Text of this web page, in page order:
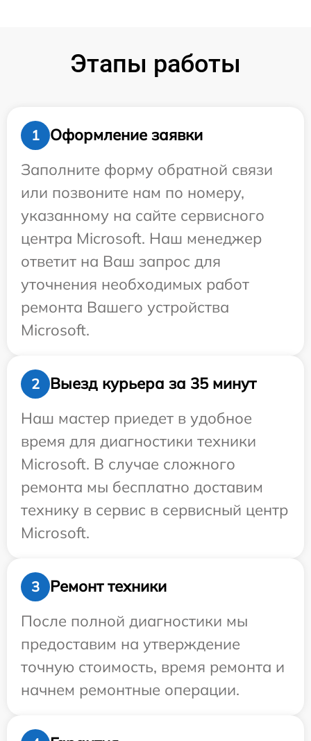
Этапы работы
1
Оформление заявки
Заполните форму обратной связи
или позвоните нам по номеру,
указанному на сайте сервисного
центра Microsoft. Наш менеджер
ответит на Ваш запрос для
уточнения необходимых работ
ремонта Вашего устройства
Microsoft.
2
Выезд курьера за 35 минут
Наш мастер приедет в удобное
время для диагностики техники
Microsoft. В случае сложного
ремонта мы бесплатно доставим
технику в сервис в сервисный центр
Microsoft.
3
Ремонт техники
После полной диагностики мы
предоставим на утверждение
точную стоимость, время ремонта и
начнем ремонтные операции.